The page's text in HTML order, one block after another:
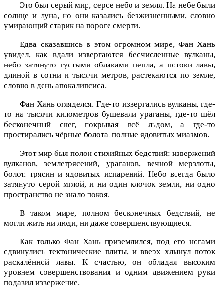
Это был серый мир, серое небо и земля. На небе были
солнце и луна, но они казались безжизненными, словно
умирающий старик на пороге смерти.
Едва оказавшись в этом огромном мире, Фан Хань
увидел, как вдали извергаются бесчисленные вулканы,
небо затянуто густыми облаками пепла, а потоки лавы,
длиной в сотни и тысячи метров, растекаются по земле,
словно в день апокалипсиса.
Фан Хань огляделся. Где-то извергались вулканы, где-
то на тысячи километров бушевали ураганы, где-то шёл
бесконечный снег, покрывая всё льдом, а где-то
простирались чёрные болота, полные ядовитых миазмов.
Этот мир был полон стихийных бедствий: извержений
вулканов, землетрясений, ураганов, вечной мерзлоты,
болот, трясин и ядовитых испарений. Небо всегда было
затянуто серой мглой, и ни один клочок земли, ни одно
пространство не знало покоя.
В таком мире, полном бесконечных бедствий, не
могли жить ни люди, ни даже совершенствующиеся.
Как только Фан Хань приземлился, под его ногами
сдвинулись тектонические плиты, и вверх хлынул поток
раскалённой лавы. К счастью, он обладал высоким
уровнем совершенствования и одним движением руки
подавил извержение.